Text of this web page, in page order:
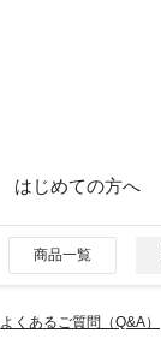
はじめての方へ
商品一覧
よくあるご質問（Q&A）